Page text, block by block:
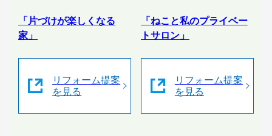
「片づけが楽しくなる
家」
リフォーム提案
を見る
「ねこと私のプライベー
トサロン」
リフォーム提案
を見る